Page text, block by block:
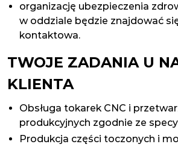
organizację ubezpieczenia
w oddziale będzie znajdować
kontaktowa.
TWOJE ZADANIA U
KLIENTA
Obsługa tokarek CNC i
produkcyjnych zgodnie ze
Produkcja części toczonych i